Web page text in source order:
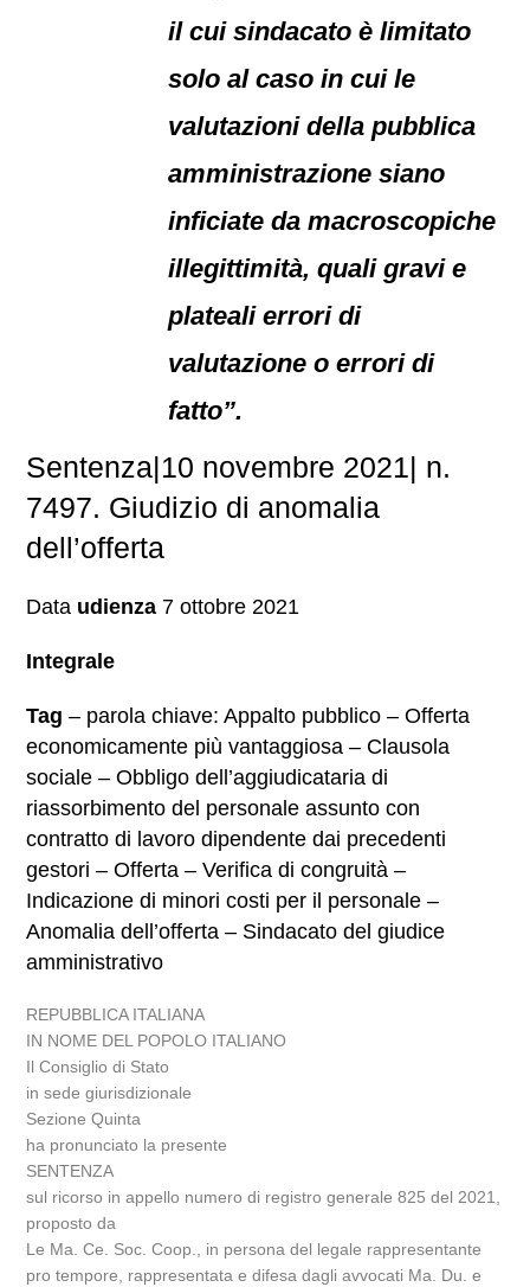
il cui sindacato è limitato
solo al caso in cui le
valutazioni della pubblica
amministrazione siano
inficiate da macroscopiche
illegittimità, quali gravi e
plateali errori di
valutazione o errori di
fatto”.
Sentenza|10 novembre 2021| n.
7497. Giudizio di anomalia
dell’offerta
Data udienza 7 ottobre 2021
Integrale
Tag – parola chiave: Appalto pubblico – Offerta
economicamente più vantaggiosa – Clausola
sociale – Obbligo dell’aggiudicataria di
riassorbimento del personale assunto con
contratto di lavoro dipendente dai precedenti
gestori – Offerta – Verifica di congruità –
Indicazione di minori costi per il personale –
Anomalia dell’offerta – Sindacato del giudice
amministrativo
REPUBBLICA ITALIANA
IN NOME DEL POPOLO ITALIANO
Il Consiglio di Stato
in sede giurisdizionale
Sezione Quinta
ha pronunciato la presente
SENTENZA
sul ricorso in appello numero di registro generale 825 del 2021,
proposto da
Le Ma. Ce. Soc. Coop., in persona del legale rappresentante
pro tempore, rappresentata e difesa dagli avvocati Ma. Du. e